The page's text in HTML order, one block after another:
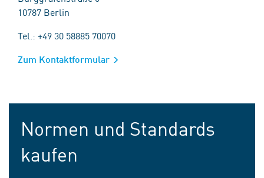
10787 Berlin
Tel.: +49 30 58885 70070
Zum Kontaktformular
Normen und Standards
kaufen